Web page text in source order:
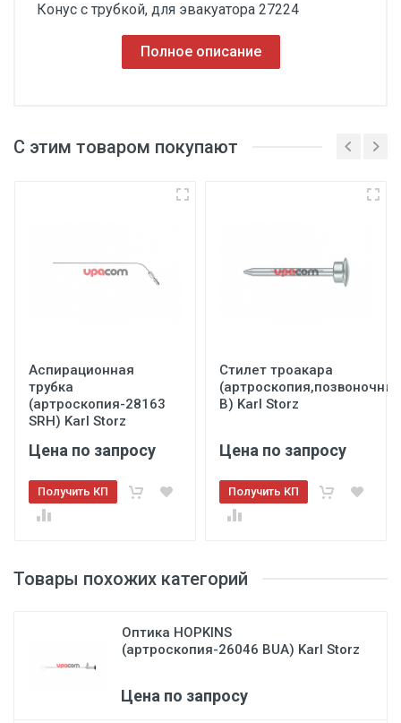
Товары похожих категорий
Оптика HOPKINS
(артроскопия-26046 BUA) Karl Storz
Цена по запросу
Конус с трубкой, для эвакуатора 27224
Полное описание
С этим товаром покупают
Аспирационная
трубка
(артроскопия-28163
SRH) Karl Storz
Цена по запросу
Получить КП
Стилет троакара
В) Karl Storz
Цена по запросу
Получить КП